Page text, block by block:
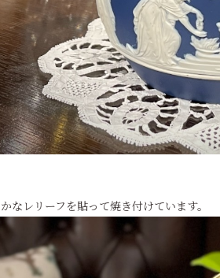
なレリーフを貼って焼き付けています。